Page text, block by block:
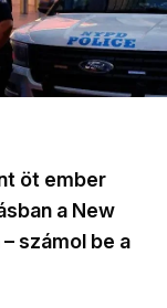
öt ember
a New
számol be a